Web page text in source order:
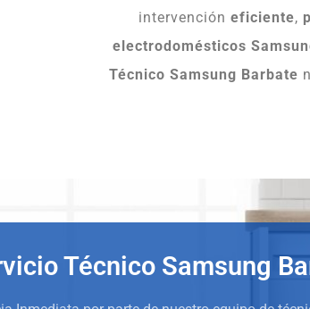
intervención eficiente,
electrodomésticos
Técnico Samsung Barbate
Técnico Samsung